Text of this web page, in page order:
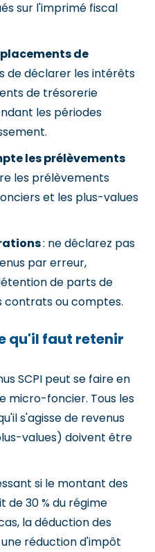
sur l'imprimé fiscal
de
de déclarer les intérêts
de trésorerie
les périodes
les prélèvements
les prélèvements
et les plus-values
: ne déclarez pas
par erreur,
de parts de
contrats ou comptes.
qu'il faut retenir
SCPI peut se faire en
micro-foncier. Tous les
s'agisse de revenus
values) doivent être
si le montant des
de 30 % du régime
la déduction des
réduction d'impôt